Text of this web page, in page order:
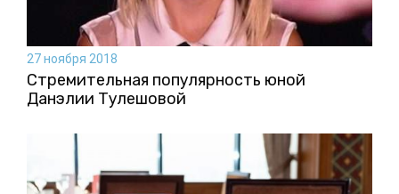
27 ноября 2018
Стремительная популярность юной
Данэлии Тулешовой